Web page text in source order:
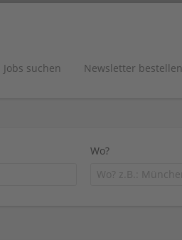
Jobs suchen Newsletter bestellen
Wo?